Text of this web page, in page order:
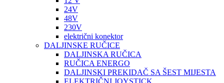
24V
48V
230V
električni konektor
DALJINSKE RUČICE
DALJINSKA RUČICA
RUČICA ENERGO
DALJINSKI PREKIDAČ SA ŠEST MIJESTA
ELEKTRIČNI JOYSTICK